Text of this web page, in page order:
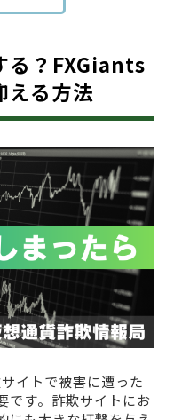
る？FXGiants
える方法
イトで被害に遭った
です。詐欺サイトにお